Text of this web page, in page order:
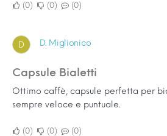
0 0 0
D D. Miglionico
Capsule Bialetti
Ottimo caffè, capsule perfetta per
sempre veloce e puntuale.
0 0 0